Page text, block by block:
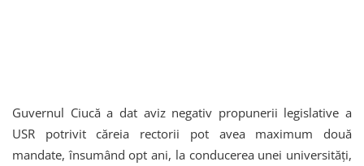
Guvernul Ciucă a dat aviz negativ propunerii legislative a
USR potrivit căreia rectorii pot avea maximum două
mandate, însumând opt ani, la conducerea unei universități,